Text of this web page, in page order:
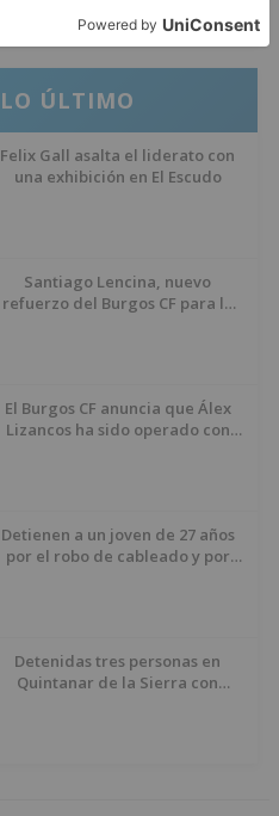
plagas
LO ÚLTIMO
Felix Gall asalta el liderato con
una exhibición en El Escudo
Santiago Lencina, nuevo
refuerzo del Burgos CF para la
El Burgos CF anuncia que Álex
Lizancos ha sido operado con
Detienen a un joven de 27 años
por el robo de cableado y por
Detenidas tres personas en
Quintanar de la Sierra con